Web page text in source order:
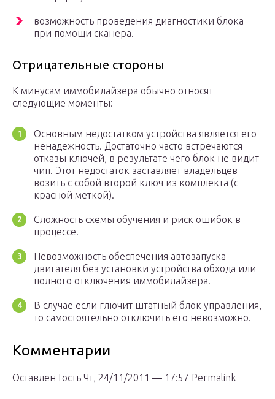
возможность проведения диагностики блока
при помощи сканера.
Отрицательные стороны
К минусам иммобилайзера обычно относят
следующие моменты:
Основным недостатком устройства является его
ненадежность. Достаточно часто встречаются
отказы ключей, в результате чего блок не видит
чип. Этот недостаток заставляет владельцев
возить с собой второй ключ из комплекта (с
красной меткой).
Сложность схемы обучения и риск ошибок в
процессе.
Невозможность обеспечения автозапуска
двигателя без установки устройства обхода или
полного отключения иммобилайзера.
В случае если глючит штатный блок управления,
то самостоятельно отключить его невозможно.
Комментарии
Оставлен Гость Чт, 24/11/2011 — 17:57 Permalink